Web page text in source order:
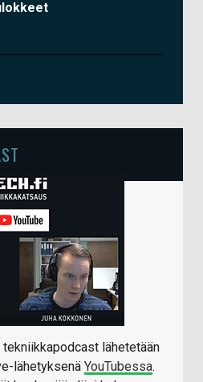
lähetetään
lähetyksenä YouTubessa.